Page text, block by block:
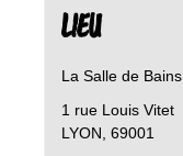
LIEU
La Salle de Bains
1 rue Louis Vitet
LYON 69001